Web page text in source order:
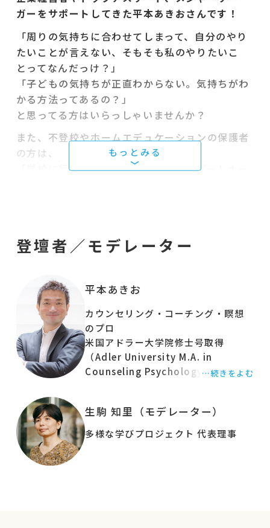
ガーをサポートしてきた平本あきおさんです！
「周りの気持ちに合わせてしまって、自分のやり
たいことが言えない、そもそも私のやりたいこ
とってなんだっけ？」
「子どもの気持ちが正直わからない。気持ちがわ
かる方法ってあるの？」
と思ってる方はいらっしゃいませんか？
また、不登校やホームエデュケーションの保護者
の方は、
「学校に行っていない子どもの将来、パートナー
居場所運営者の方は、
きたけど、私（僕）にもできるのかな？」
「味方をたくさんつくって、フリースクール（や
居場所、教員）の運営を続けていく力が欲し
い！」
と思ってらっしゃらないでしょうか？
自分にとって必要なことを、心が折れずに続けら
ストレスから解放されて、自分の力を最大限に発
揮できるようになるには？
子どもが本来持っている力に伴走できるようにな
るには？
子どもの気持ち、周りの人の気持ちが自然と分
登壇者／モデレーター
平本あきお
カウンセリング・コーチング・瞑想
のプロ
米国アドラー大学院修士号取得
（Adler University M.A. in
Counseling Psychology）
「人が幸せになる、科学的で体系的
な方法を見つけたい!!」、10歳から探
…続きをよむ
生駒 知里（モデレーター）
多様な学びプロジェクト 代表理事